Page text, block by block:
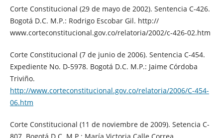
Corte Constitucional (29 de mayo de 2002). Sentencia C-426.
Bogotá D.C. M.P.: Rodrigo Escobar Gil. http://
www.corteconstitucional.gov.co/relatoria/2002/c-426-02.htm
Corte Constitucional (7 de junio de 2006). Sentencia C-454.
Expediente No. D-5978. Bogotá D.C. M.P.: Jaime Córdoba
Triviño.
http://www.corteconstitucional.gov.co/relatoria/2006/C-454-
06.htm
Corte Constitucional (11 de noviembre de 2009). Setencia C-